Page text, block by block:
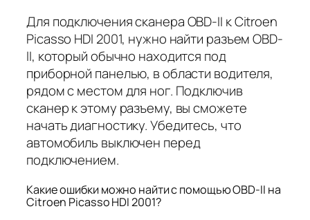
Для подключения сканера OBD-II к Citroen
Picasso HDI 2001, нужно найти разъем OBD-
II, который обычно находится под
приборной панелью, в области водителя,
рядом с местом для ног. Подключив
сканер к этому разъему, вы сможете
начать диагностику. Убедитесь, что
автомобиль выключен перед
подключением.
Какие ошибки можно найти с помощью OBD-II на
Citroen Picasso HDI 2001?